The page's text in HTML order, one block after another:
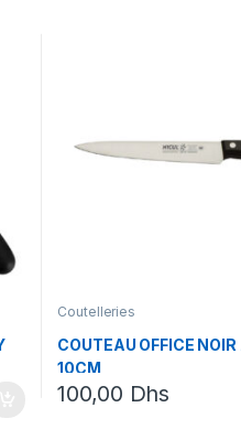
Coutelleries
COUTEAU OFFICE
10CM
100,00 Dhs